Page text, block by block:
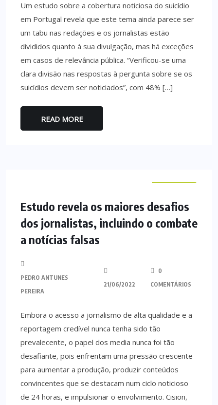
Um estudo sobre a cobertura noticiosa do suicídio
em Portugal revela que este tema ainda parece ser
um tabu nas redações e os jornalistas estão
divididos quanto à sua divulgação, mas há exceções
em casos de relevância pública. “Verificou-se uma
clara divisão nas respostas à pergunta sobre se os
suicídios devem ser noticiados”, com 48% […]
READ MORE
Estudo revela os maiores desafios
dos jornalistas, incluindo o combate
a notícias falsas
PEDRO ANTUNES
PEREIRA
21/06/2022
0
COMENTÁRIOS
Embora o acesso a jornalismo de alta qualidade e a
reportagem credível nunca tenha sido tão
prevalecente, o papel dos media nunca foi tão
desafiante, pois enfrentam uma pressão crescente
para aumentar a produção, produzir conteúdos
convincentes que se destacam num ciclo noticioso
de 24 horas, e impulsionar o envolvimento. Cision,